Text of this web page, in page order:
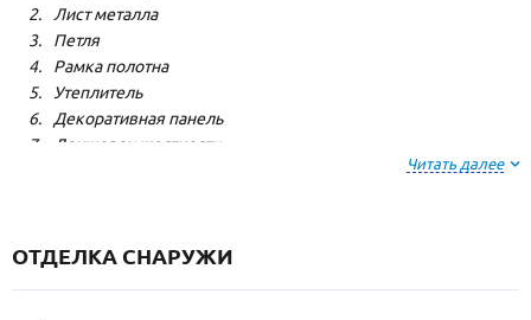
Лист металла
Петля
Рамка полотна
Утеплитель
Декоративная панель
Лонжерон жесткости
Читать далее
ОТДЕЛКА СНАРУЖИ